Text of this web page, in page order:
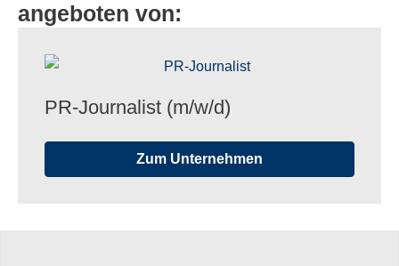
angeboten von:
PR-Jour­na­list (m/​w/​d)
Zum Unternehmen